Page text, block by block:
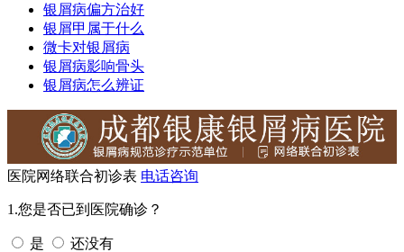
银屑病偏方治好
银屑甲属于什么
微卡对银屑病
银屑病影响骨头
银屑病怎么辨证
医院网络联合初诊表 电话咨询
1.您是否已到医院确诊？
是 还没有